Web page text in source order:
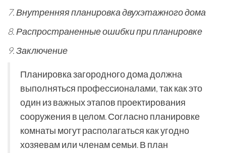
7. Внутренняя планировка двухэтажного дома
8. Распространенные ошибки при планировке
9. Заключение
Планировка загородного дома должна
выполняться профессионалами, так как это
один из важных этапов проектирования
сооружения в целом. Согласно планировке
комнаты могут располагаться как угодно
хозяевам или членам семьи. В план